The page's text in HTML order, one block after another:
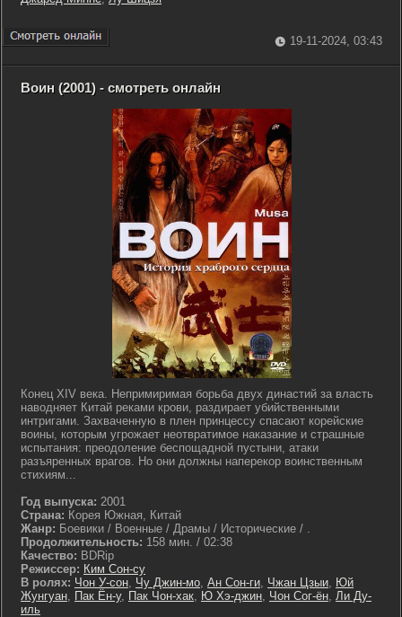
19-11-2024, 03:43
Воин (2001) - смотреть онлайн
Конец XIV века. Непримиримая борьба двух династий за власть
наводняет Китай реками крови, раздирает убийственными
интригами. Захваченную в плен принцессу спасают корейские
воины, которым угрожает неотвратимое наказание и страшные
испытания: преодоление беспощадной пустыни, атаки
разъяренных врагов. Но они должны наперекор воинственным
стихиям...
Год выпуска: 2001
Страна: Корея Южная, Китай
Жанр: Боевики / Военные / Драмы / Исторические / .
Продолжительность: 158 мин. / 02:38
Качество: BDRip
Режиссер: Ким Сон-су
В ролях: Чон У-сон, Чу Джин-мо, Ан Сон-ги, Чжан Цзыи, Юй
Жунгуан, Пак Ён-у, Пак Чон-хак, Ю Хэ-джин, Чон Сог-ён, Ли Ду-
иль